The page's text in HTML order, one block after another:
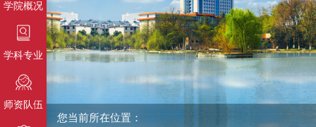
学院概况
学科专业
师资队伍
您当前所在位置：